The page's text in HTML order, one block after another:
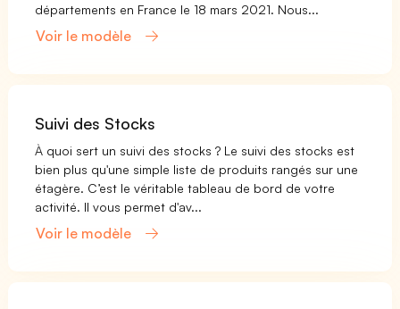
départements en France le 18 mars 2021. Nous...
Voir le modèle
Suivi des Stocks
À quoi sert un suivi des stocks ? Le suivi des stocks est
bien plus qu'une simple liste de produits rangés sur une
étagère. C’est le véritable tableau de bord de votre
activité. Il vous permet d'av...
Voir le modèle